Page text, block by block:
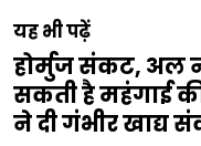
यह भी पढ़ें
होर्मुज संकट, अल
सकती है महंगाई
ने दी गंभीर खाद्य